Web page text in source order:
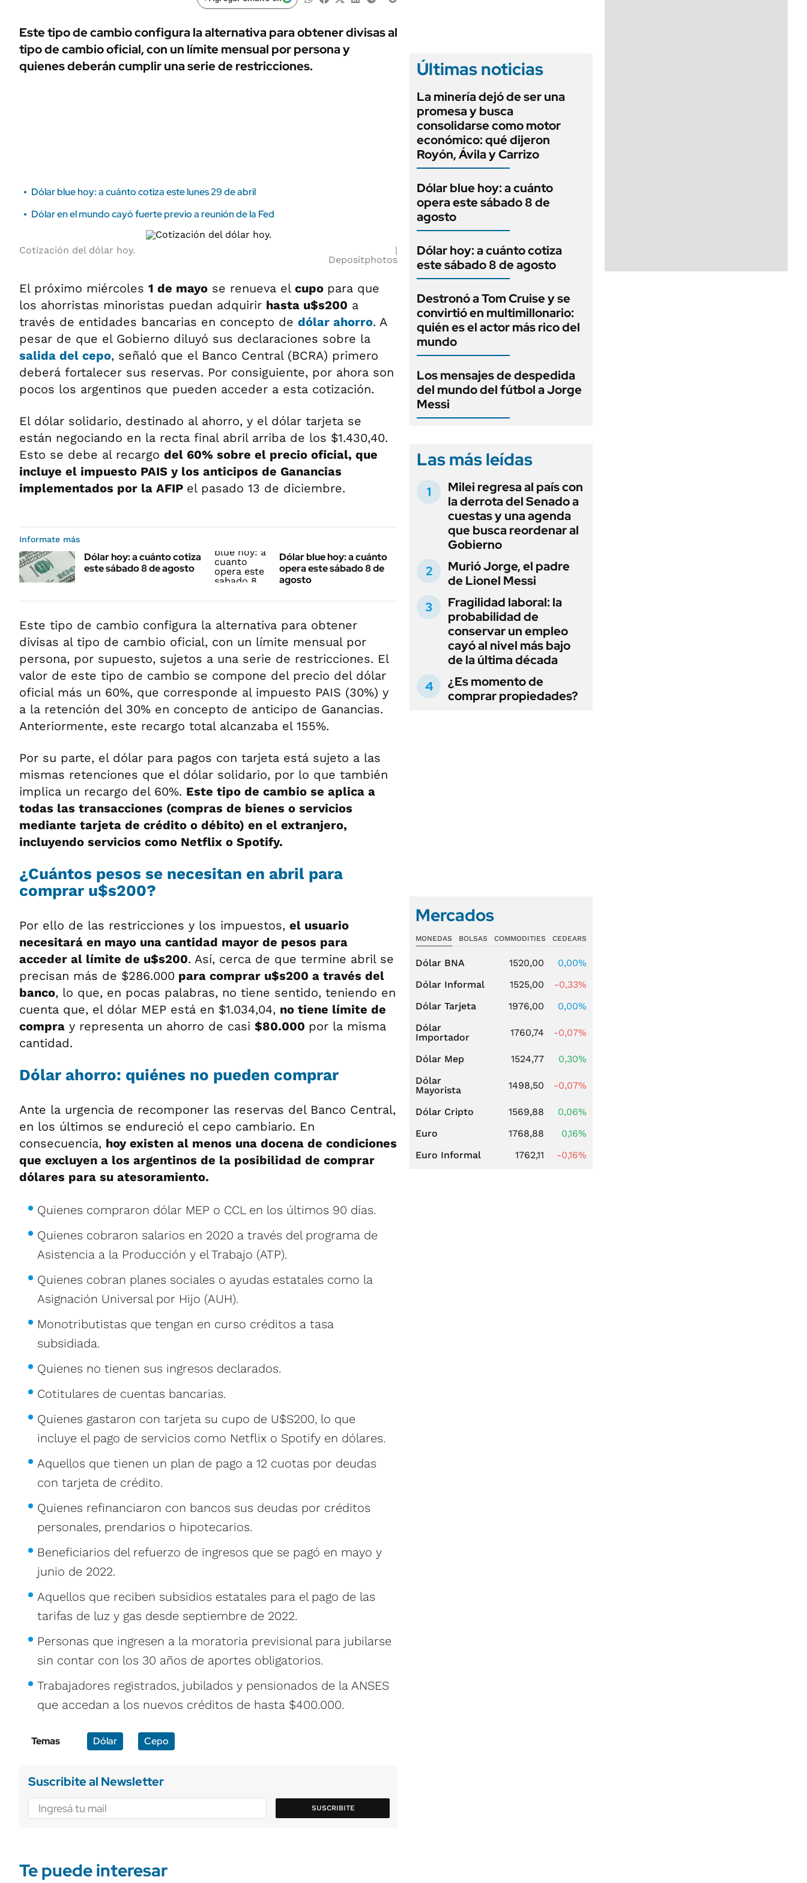
URUGUAY
AUTOS
Este tipo de cambio configura la alternativa para obtener divisas al
tipo de cambio oficial, con un límite mensual por persona y
quienes deberán cumplir una serie de restricciones.
Dólar blue hoy: a cuánto cotiza este lunes 29 de abril
Dólar en el mundo cayó fuerte previo a reunión de la Fed
Cotización del dólar hoy.
Depositphotos
El próximo miércoles 1 de mayo se renueva el cupo para que
los ahorristas minoristas puedan adquirir hasta u$s200 a
través de entidades bancarias en concepto de dólar ahorro. A
pesar de que el Gobierno diluyó sus declaraciones sobre la
salida del cepo, señaló que el Banco Central (BCRA) primero
deberá fortalecer sus reservas. Por consiguiente, por ahora son
pocos los argentinos que pueden acceder a esta cotización.
El dólar solidario, destinado al ahorro, y el dólar tarjeta se
están negociando en la recta final abril arriba de los $1.430,40.
Esto se debe al recargo del 60% sobre el precio oficial, que
incluye el impuesto PAIS y los anticipos de Ganancias
implementados por la AFIP el pasado 13 de diciembre.
Informate más
Dólar hoy: a cuánto cotiza
este sábado 8 de agosto
Dólar blue hoy: a cuánto
opera este sábado 8 de
agosto
Este tipo de cambio configura la alternativa para obtener
divisas al tipo de cambio oficial, con un límite mensual por
persona, por supuesto, sujetos a una serie de restricciones. El
valor de este tipo de cambio se compone del precio del dólar
oficial más un 60%, que corresponde al impuesto PAIS (30%) y
a la retención del 30% en concepto de anticipo de Ganancias.
Anteriormente, este recargo total alcanzaba el 155%.
Por su parte, el dólar para pagos con tarjeta está sujeto a las
mismas retenciones que el dólar solidario, por lo que también
implica un recargo del 60%. Este tipo de cambio se aplica a
todas las transacciones (compras de bienes o servicios
mediante tarjeta de crédito o débito) en el extranjero,
incluyendo servicios como Netflix o Spotify.
¿Cuántos pesos se necesitan en abril para
comprar u$s200?
Por ello de las restricciones y los impuestos, el usuario
necesitará en mayo una cantidad mayor de pesos para
acceder al límite de u$s200. Así, cerca de que termine abril se
precisan más de $286.000 para comprar u$s200 a través del
banco, lo que, en pocas palabras, no tiene sentido, teniendo en
cuenta que, el dólar MEP está en $1.034,04, no tiene límite de
compra y representa un ahorro de casi $80.000 por la misma
cantidad.
Dólar ahorro: quiénes no pueden comprar
Ante la urgencia de recomponer las reservas del Banco Central,
en los últimos se endureció el cepo cambiario. En
consecuencia, hoy existen al menos una docena de condiciones
que excluyen a los argentinos de la posibilidad de comprar
dólares para su atesoramiento.
Quienes compraron dólar MEP o CCL en los últimos 90 días.
Quienes cobraron salarios en 2020 a través del programa de
Asistencia a la Producción y el Trabajo (ATP).
Quienes cobran planes sociales o ayudas estatales como la
Asignación Universal por Hijo (AUH).
Monotributistas que tengan en curso créditos a tasa
subsidiada.
Quienes no tienen sus ingresos declarados.
Cotitulares de cuentas bancarias.
Quienes gastaron con tarjeta su cupo de U$S200, lo que
incluye el pago de servicios como Netflix o Spotify en dólares.
Aquellos que tienen un plan de pago a 12 cuotas por deudas
con tarjeta de crédito.
Quienes refinanciaron con bancos sus deudas por créditos
personales, prendarios o hipotecarios.
Beneficiarios del refuerzo de ingresos que se pagó en mayo y
junio de 2022.
Aquellos que reciben subsidios estatales para el pago de las
tarifas de luz y gas desde septiembre de 2022.
Personas que ingresen a la moratoria previsional para jubilarse
sin contar con los 30 años de aportes obligatorios.
Trabajadores registrados, jubilados y pensionados de la ANSES
que accedan a los nuevos créditos de hasta $400.000.
Temas Dólar Cepo
Suscribite al Newsletter
SUSCRIBITE
Últimas noticias
La minería dejó de ser una
promesa y busca
consolidarse como motor
económico: qué dijeron
Royón, Ávila y Carrizo
Dólar blue hoy: a cuánto
opera este sábado 8 de
agosto
Dólar hoy: a cuánto cotiza
este sábado 8 de agosto
Destronó a Tom Cruise y se
convirtió en multimillonario:
quién es el actor más rico del
mundo
Los mensajes de despedida
del mundo del fútbol a Jorge
Messi
Las más leídas
Milei regresa al país con
la derrota del Senado a
cuestas y una agenda
que busca reordenar al
Gobierno
Murió Jorge, el padre
de Lionel Messi
Fragilidad laboral: la
probabilidad de
conservar un empleo
cayó al nivel más bajo
de la última década
¿Es momento de
comprar propiedades?
Mercados
MONEDAS BOLSAS COMMODITIES CEDEARS
Dólar BNA 1520,00
0,00%
Dólar Informal
1525,00
-0,33%
Dólar Tarjeta
1976,00
0,00%
Dólar
Importador
1760,74 -0,07%
Dólar Mep 1524,77
0,30%
Dólar
Mayorista
1498,50 -0,07%
Dólar Cripto 1569,88
0,06%
Euro
1768,88
0,16%
Euro Informal
1762,11 -0,16%
Te puede interesar